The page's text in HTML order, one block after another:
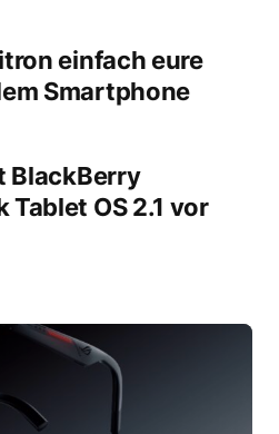
einfach eure
Smartphone
BlackBerry
Tablet OS 2.1 vor